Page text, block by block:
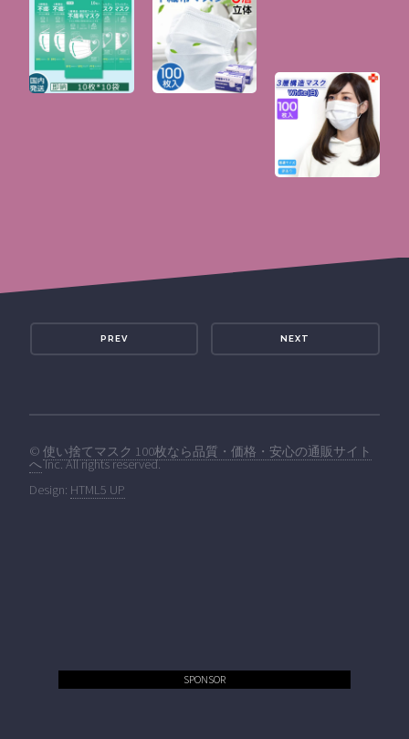
PREV NEXT
© 使い捨てマスク 100枚なら品質・価格・安心の通販サイト
へInc. All rights reserved.
Design: HTML5 UP
SPONSOR